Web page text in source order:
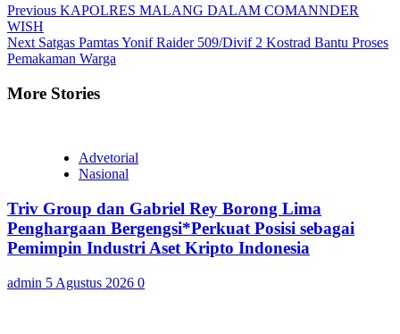
Continue
Reading
Previous KAPOLRES MALANG DALAM COMANNDER
WISH
Next Satgas Pamtas Yonif Raider 509/Divif 2 Kostrad Bantu Proses
Pemakaman Warga
More Stories
Advetorial
Nasional
Triv Group dan Gabriel Rey Borong Lima
Penghargaan Bergengsi*Perkuat Posisi sebagai
Pemimpin Industri Aset Kripto Indonesia
admin 5 Agustus 2026 0